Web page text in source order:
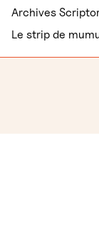
Archives
Le strip de